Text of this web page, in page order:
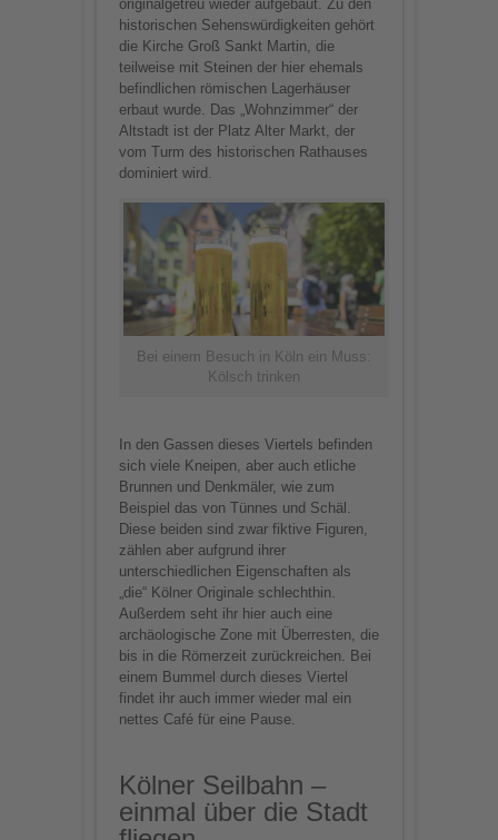
originalgetreu wieder aufgebaut. Zu den
historischen Sehenswürdigkeiten gehört
die Kirche Groß Sankt Martin, die
teilweise mit Steinen der hier ehemals
befindlichen römischen Lagerhäuser
erbaut wurde. Das „Wohnzimmer“ der
Altstadt ist der Platz Alter Markt, der
vom Turm des historischen Rathauses
dominiert wird.
Bei einem Besuch in Köln ein Muss:
Kölsch trinken
In den Gassen dieses Viertels befinden
sich viele Kneipen, aber auch etliche
Brunnen und Denkmäler, wie zum
Beispiel das von Tünnes und Schäl.
Diese beiden sind zwar fiktive Figuren,
zählen aber aufgrund ihrer
unterschiedlichen Eigenschaften als
„die“ Kölner Originale schlechthin.
Außerdem seht ihr hier auch eine
archäologische Zone mit Überresten, die
bis in die Römerzeit zurückreichen. Bei
einem Bummel durch dieses Viertel
findet ihr auch immer wieder mal ein
nettes Café für eine Pause.
Kölner Seilbahn –
einmal über die Stadt